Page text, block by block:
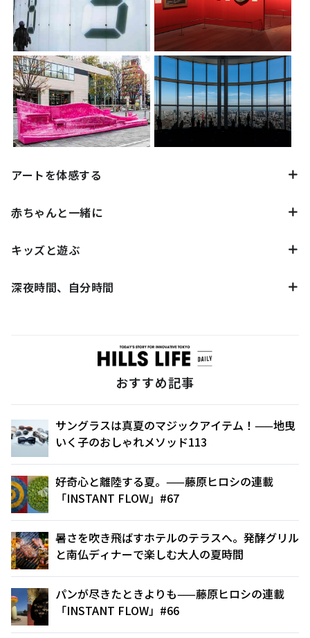
アートを体感する
赤ちゃんと一緒に
キッズと遊ぶ
深夜時間、自分時間
おすすめ記事
サングラスは真夏のマジックアイテム！——地曳
いく子のおしゃれメソッド113
好奇心と離陸する夏。——藤原ヒロシの連載
「INSTANT FLOW」#67
暑さを吹き飛ばすホテルのテラスへ。発酵グリル
と南仏ディナーで楽しむ大人の夏時間
パンが尽きたときよりも——藤原ヒロシの連載
「INSTANT FLOW」#66